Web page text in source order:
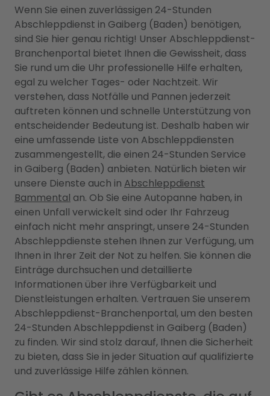
Wenn Sie einen zuverlässigen 24-Stunden
Abschleppdienst in Gaiberg (Baden) benötigen,
sind Sie hier genau richtig! Unser Abschleppdienst-
Branchenportal bietet Ihnen die Gewissheit, dass
Sie rund um die Uhr professionelle Hilfe erhalten,
egal zu welcher Tages- oder Nachtzeit. Wir
verstehen, dass Notfälle und Pannen jederzeit
auftreten können und schnelle Unterstützung von
entscheidender Bedeutung ist. Deshalb haben wir
eine umfassende Liste von Abschleppdiensten
zusammengestellt, die einen 24-Stunden Service
in Gaiberg (Baden) anbieten. Natürlich bieten wir
unsere Dienste auch in Abschleppdienst
Bammental an. Ob Sie eine Autopanne haben, in
einen Unfall verwickelt sind oder Ihr Fahrzeug
einfach nicht mehr anspringt, unsere 24-Stunden
Abschleppdienste stehen Ihnen zur Verfügung, um
Ihnen in Ihrer Zeit der Not zu helfen. Sie können die
Einträge durchsuchen und detaillierte
Informationen über ihre Verfügbarkeit und
Dienstleistungen erhalten. Vertrauen Sie unserem
Abschleppdienst-Branchenportal, um den besten
24-Stunden Abschleppdienst in Gaiberg (Baden)
zu finden. Wir sind stolz darauf, Ihnen die Sicherheit
zu bieten, dass Sie in jeder Situation auf qualifizierte
und zuverlässige Hilfe zählen können.